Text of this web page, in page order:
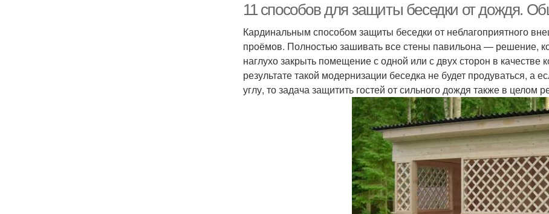
11 способов для защиты беседки от дождя.
Кардинальным способом защиты беседки от неблагоприятного
проёмов. Полностью зашивать все стены павильона — решение,
наглухо закрыть помещение с одной или с двух сторон в
результате такой модернизации беседка не будет продуваться, а
углу, то задача защитить гостей от сильного дождя также в целом